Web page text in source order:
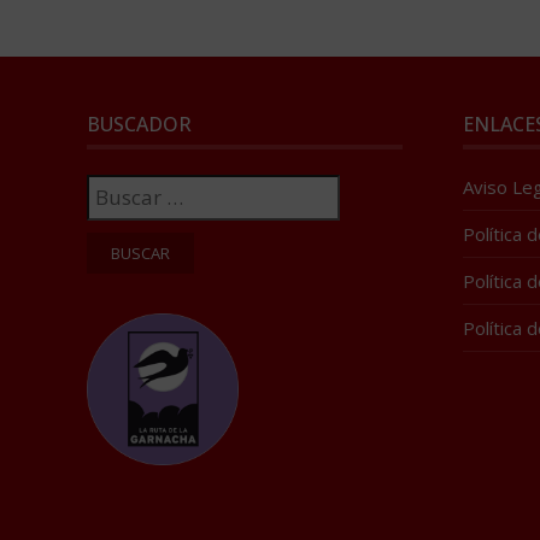
BUSCADOR
Buscar:
Aviso
Política
Política
Política